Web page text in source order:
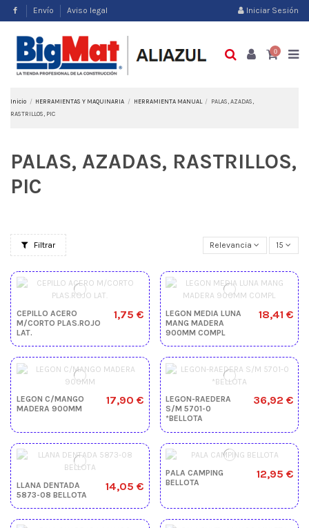
Envío Aviso legal Iniciar Sesión
0
Inicio HERRAMIENTAS Y MAQUINARIA HERRAMIENTA MANUAL
PALAS, AZADAS,
RASTRILLOS, PIC
PALAS, AZADAS, RASTRILLOS,
PIC
Filtrar Relevancia 15
CEPILLO ACERO
M/CORTO PLAS.ROJO
LAT.
1,75 €
LEGON MEDIA LUNA
MANG MADERA
900MM COMPL
18,41 €
LEGON C/MANGO
MADERA 900MM
17,90 €
LEGON-RAEDERA
S/M 5701-0
*BELLOTA
36,92 €
LLANA DENTADA
5873-08 BELLOTA
14,05 €
PALA CAMPING
BELLOTA
12,95 €